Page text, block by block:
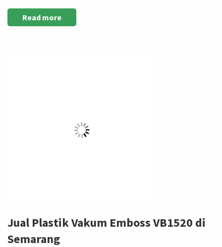
Read more
Jual Plastik Vakum Emboss VB1520 di
Semarang